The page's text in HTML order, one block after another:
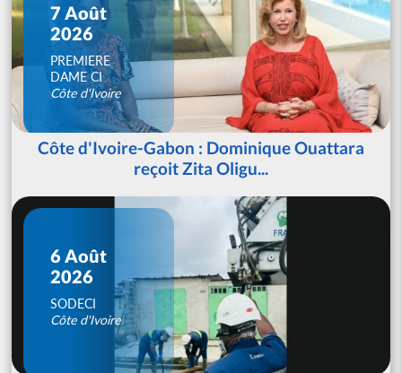
7 Août
2026
PREMIERE
DAME CI
Côte d'Ivoire
Côte d'Ivoire-Gabon : Dominique Ouattara
reçoit Zita Oligu...
6 Août
2026
SODECI
Côte d'Ivoire